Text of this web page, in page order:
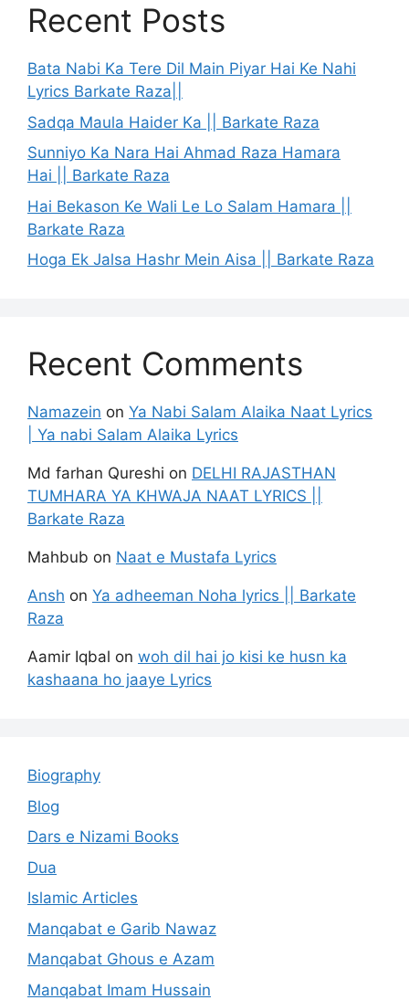
Recent Posts
Bata Nabi Ka Tere Dil Main Piyar Hai Ke Nahi
Lyrics Barkate Raza||
Sadqa Maula Haider Ka || Barkate Raza
Sunniyo Ka Nara Hai Ahmad Raza Hamara
Hai || Barkate Raza
Hai Bekason Ke Wali Le Lo Salam Hamara ||
Barkate Raza
Hoga Ek Jalsa Hashr Mein Aisa || Barkate Raza
Recent Comments
Namazein on Ya Nabi Salam Alaika Naat Lyrics
| Ya nabi Salam Alaika Lyrics
Md farhan Qureshi on DELHI RAJASTHAN
TUMHARA YA KHWAJA NAAT LYRICS ||
Barkate Raza
Mahbub on Naat e Mustafa Lyrics
Ansh on Ya adheeman Noha lyrics || Barkate
Raza
Aamir Iqbal on woh dil hai jo kisi ke husn ka
kashaana ho jaaye Lyrics
Biography
Blog
Dars e Nizami Books
Dua
Islamic Articles
Manqabat e Garib Nawaz
Manqabat Ghous e Azam
Manqabat Imam Hussain